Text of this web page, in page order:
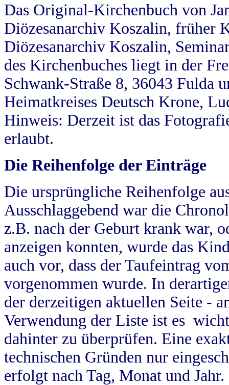
Das Original-Kirchenbuch von
Diözesanarchiv Koszalin, früher
Diözesanarchiv Koszalin,
des Kirchenbuches liegt in der
Schwank-Straße 8, 36043 Fulda
Heimatkreises Deutsch Krone,
Hinweis: Derzeit ist das
erlaubt.
Die Reihenfolge der Einträge
Die ursprüngliche Reihenfolge
Ausschlaggebend war die
z.B. nach der Geburt krank war,
anzeigen konnten, wurde das
auch vor, dass der Taufeintrag
vorgenommen wurde. In
der derzeitigen aktuellen Seite -
Verwendung der Liste ist es
dahinter zu überprüfen. Eine
technischen Gründen nur
erfolgt nach Tag, Monat und Jahr.